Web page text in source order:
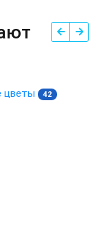
цветы 42